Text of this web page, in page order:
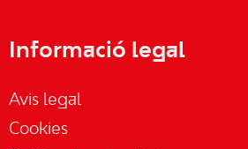
Informació legal
Avis legal
Cookies